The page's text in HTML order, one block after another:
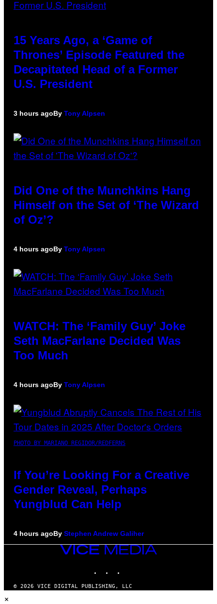
15 Years Ago, a ‘Game of
Thrones’ Episode Featured the
Decapitated Head of a Former
U.S. President
3 hours agoBy Tony Alpsen
Did One of the Munchkins Hang
Himself on the Set of ‘The Wizard
of Oz’?
4 hours agoBy Tony Alpsen
WATCH: The ‘Family Guy’ Joke
Seth MacFarlane Decided Was
Too Much
4 hours agoBy Tony Alpsen
PHOTO BY MARIANO REGIDOR/REDFERNS
If You’re Looking For a Creative
Gender Reveal, Perhaps
Yungblud Can Help
4 hours agoBy Stephen Andrew Galiher
VICE
© 2026 VICE DIGITAL PUBLISHING, LLC
×